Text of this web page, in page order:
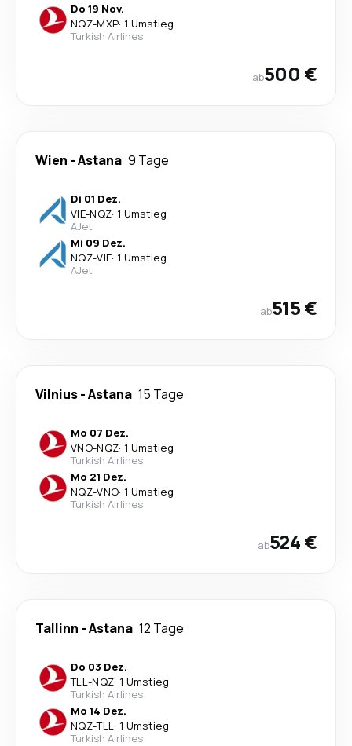
Do 19 Nov.
NQZ-MXP· 1 Umstieg
Turkish Airlines
ab500 €
Wien -Astana 9 Tage
Di 01 Dez.
VIE-NQZ· 1 Umstieg
AJet
Mi 09 Dez.
NQZ-VIE· 1 Umstieg
AJet
ab515 €
Vilnius-Astana 15 Tage
Mo 07 Dez.
VNO-NQZ· 1 Umstieg
Turkish Airlines
Mo 21 Dez.
NQZ-VNO· 1 Umstieg
Turkish Airlines
ab524 €
Tallinn -Astana 12 Tage
Do 03 Dez.
TLL-NQZ· 1 Umstieg
Turkish Airlines
Mo 14 Dez.
NQZ-TLL· 1 Umstieg
Turkish Airlines